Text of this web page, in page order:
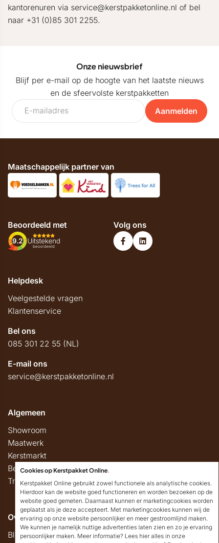
kantorenuren via service@kerstpakketonline.nl of bel
naar +31 (0)85 301 2255.
Onze nieuwsbrief
Blijf per e-mail op de hoogte van het laatste nieuws
en de sfeervolste kerstpakketten
Aanmelden
Maatschappelijk partner van
Beoordeeld met
9.2 Uitstekend
beoordeeld
Volg ons
Helpdesk
Veelgestelde vragen
Klantenservice
Bel ons
085 301 22 55 (NL)
E-mail ons
service@kerstpakketonline.nl
Algemeen
Showroom
Maatwerk
Kerstmarkt
Belastingregels
Track & Trace
Overig
Blog
Cookies op Kerstpakket Online.
Kerstpakket Online gebruikt zowel functionele als analytische cookies.
Hierdoor kan de website goed functioneren en worden bezoeken op de
website goed gemeten. Daarnaast kunnen er marketingcookies worden
geplaatst als je deze accepteert. Met marketingcookies kunnen wij de
ervaring op onze website persoonlijker en meer gestroomlijnd maken.
We kunnen je namelijk nuttige advertenties laten zien en zo je ervaring
persoonlijker maken. Meer informatie? Lees hier alles in onze